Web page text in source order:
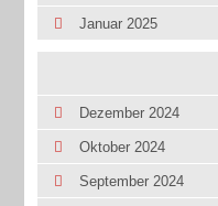
Januar 2025
Dezember 2024
Oktober 2024
September 2024